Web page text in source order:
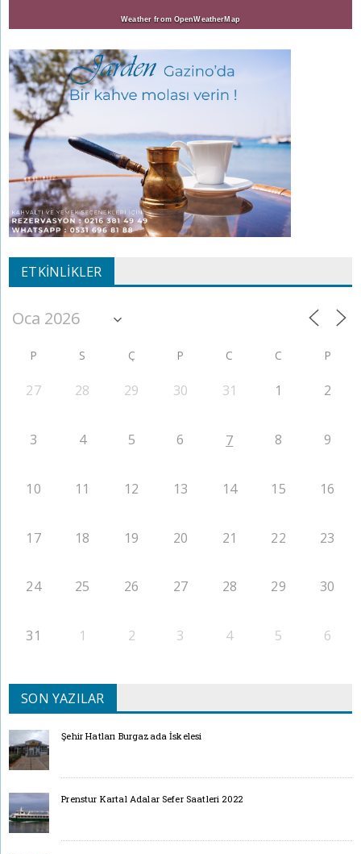
Weather from OpenWeatherMap
ETKINLIKLER
P S Ç P C C P
27 28 29 30 31 1 2
3 4 5 6 7 8 9
10 11 12 13 14 15 16
17 18 19 20 21 22 23
24 25 26 27 28 29 30
31 1 2 3 4 5 6
SON YAZILAR
Şehir Hatları Burgazada İskelesi
Prenstur Kartal Adalar Sefer Saatleri 2022